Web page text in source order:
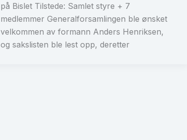
på Bislet Tilstede: Samlet styre + 7
medlemmer Generalforsamlingen ble ønsket
velkommen av formann Anders Henriksen,
og sakslisten ble lest opp, deretter